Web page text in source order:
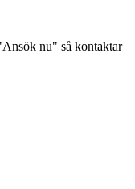
nu" så kontaktar